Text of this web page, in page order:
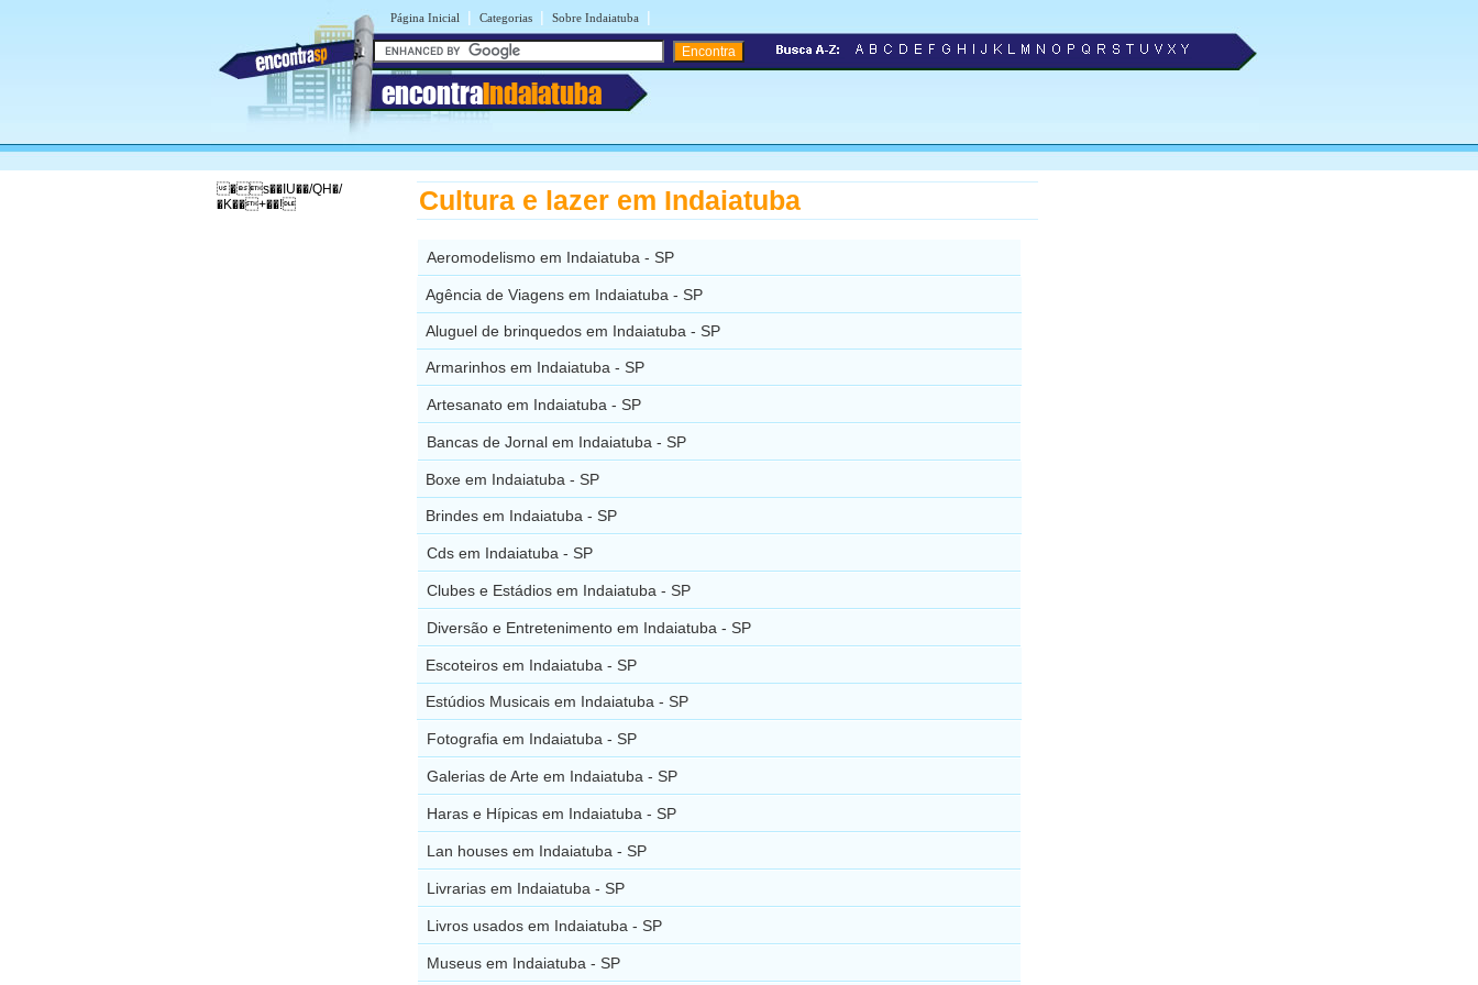
Página Inicial | Categorias | Sobre Indaiatuba |
encontraIndaiatuba
�s��IU��/QH�/
�K��+��!
Cultura e lazer em Indaiatuba
Aeromodelismo em Indaiatuba - SP
Agência de Viagens em Indaiatuba - SP
Aluguel de brinquedos em Indaiatuba - SP
Armarinhos em Indaiatuba - SP
Artesanato em Indaiatuba - SP
Bancas de Jornal em Indaiatuba - SP
Boxe em Indaiatuba - SP
Brindes em Indaiatuba - SP
Cds em Indaiatuba - SP
Clubes e Estádios em Indaiatuba - SP
Diversão e Entretenimento em Indaiatuba - SP
Escoteiros em Indaiatuba - SP
Estúdios Musicais em Indaiatuba - SP
Fotografia em Indaiatuba - SP
Galerias de Arte em Indaiatuba - SP
Haras e Hípicas em Indaiatuba - SP
Lan houses em Indaiatuba - SP
Livrarias em Indaiatuba - SP
Livros usados em Indaiatuba - SP
Museus em Indaiatuba - SP